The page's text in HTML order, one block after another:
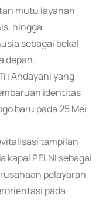
mutu layanan
hingga
sebagai bekal
depan.
Andayani yang
identitas
baru pada 25 Mei
tampilan
PELNI sebagai
pelayaran
pada